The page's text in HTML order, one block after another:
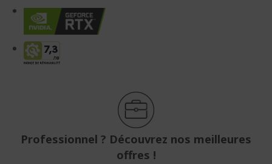
Professionnel ? Découvrez nos meilleures
offres !